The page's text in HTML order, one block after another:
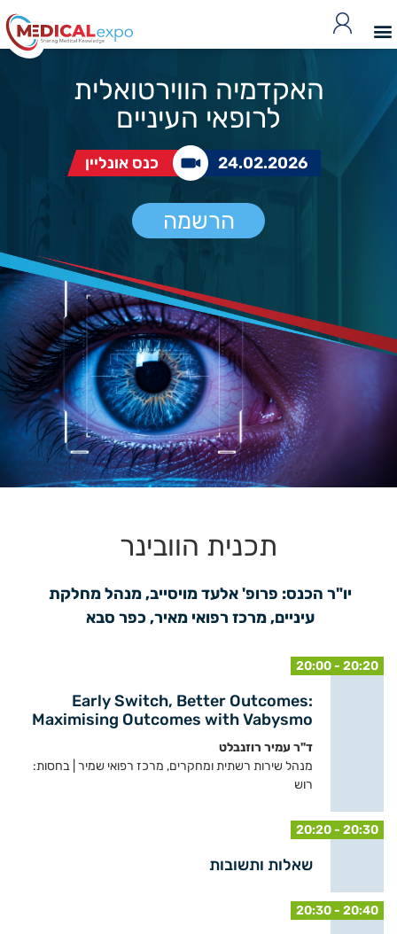
האקדמיה הווירטואלית
לרופאי העיניים
24.02.2026 כנס אונליין
הרשמה
תכנית הוובינר
עיניים, מרכז רפואי מאיר, כפר סבא
20:00 - 20:20
Early Switch, Better Outcomes:
Maximising Outcomes with Vabysmo
ד"ר עמיר רוזנבלט
מנהל שירות רשתית ומחקרים, מרכז רפואי שמיר | בחסות:
רוש
20:20 - 20:30
שאלות ותשובות
20:30 - 20:40